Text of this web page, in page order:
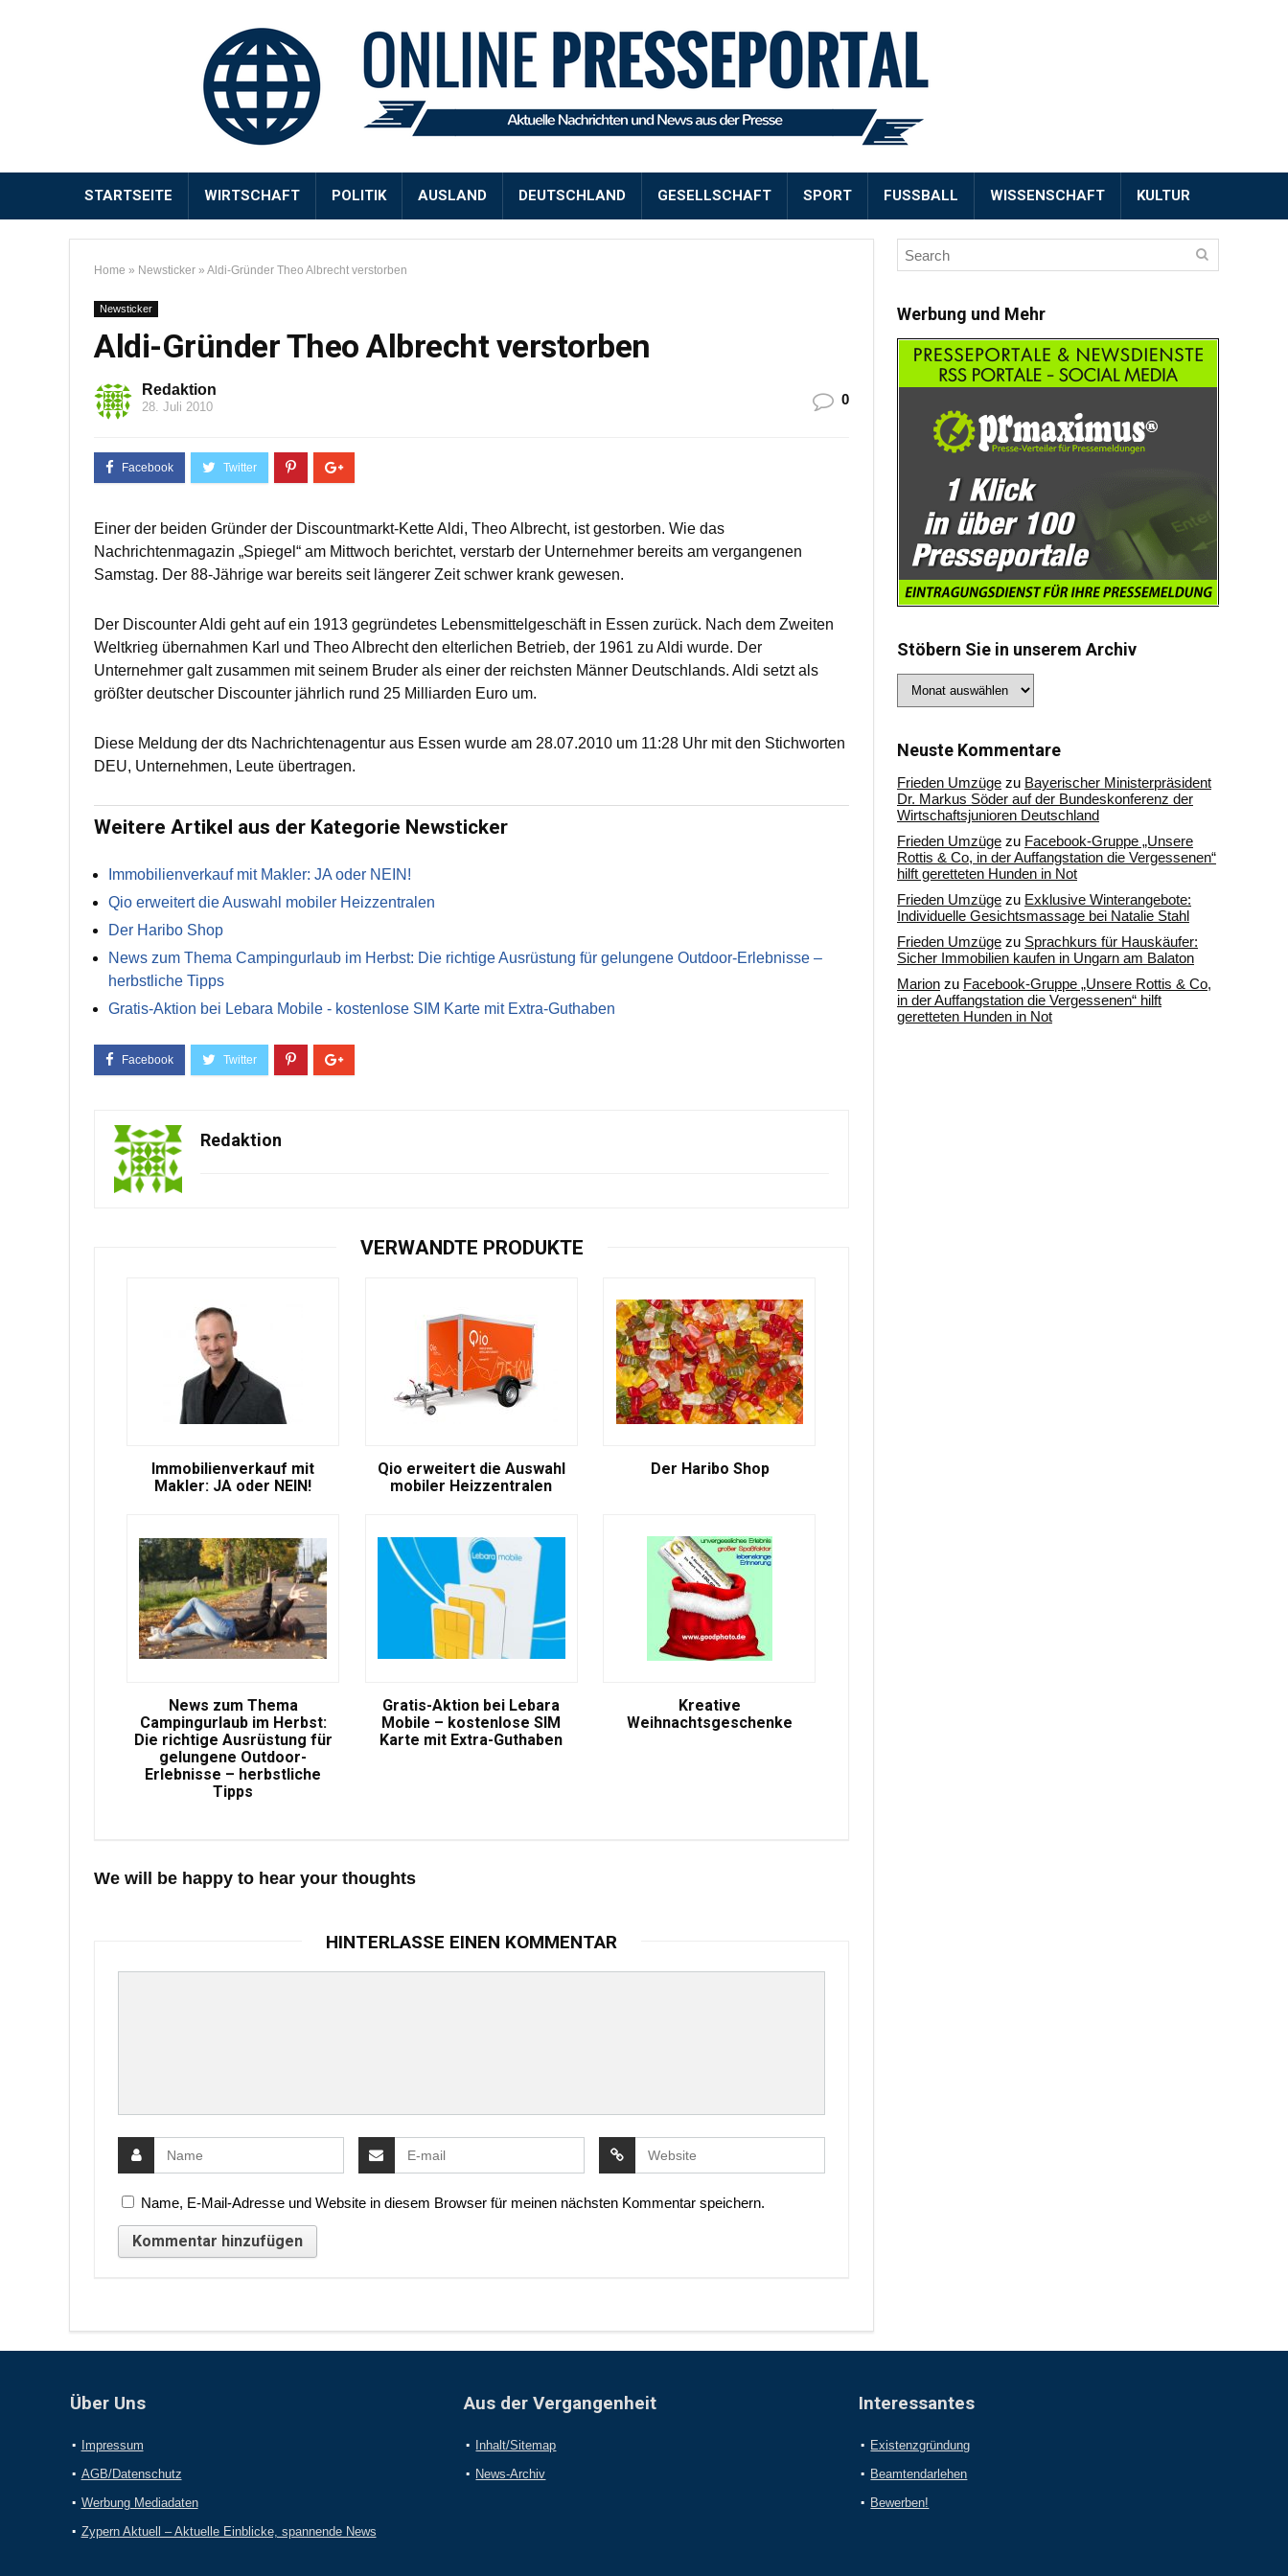
STARTSEITE WIRTSCHAFT POLITIK AUSLAND DEUTSCHLAND GESELLSCHAFT SPORT FUSSBALL WISSENSCHAFT KULTUR
Home » Newsticker » Aldi-Gründer Theo Albrecht verstorben
Newsticker
Aldi-Gründer Theo Albrecht verstorben
Redaktion
28. Juli 2010 0
Einer der beiden Gründer der Discountmarkt-Kette Aldi, Theo Albrecht, ist gestorben. Wie das
Nachrichtenmagazin „Spiegel“ am Mittwoch berichtet, verstarb der Unternehmer bereits am vergangenen
Samstag. Der 88-Jährige war bereits seit längerer Zeit schwer krank gewesen.
Der Discounter Aldi geht auf ein 1913 gegründetes Lebensmittelgeschäft in Essen zurück. Nach dem Zweiten
Weltkrieg übernahmen Karl und Theo Albrecht den elterlichen Betrieb, der 1961 zu Aldi wurde. Der
Unternehmer galt zusammen mit seinem Bruder als einer der reichsten Männer Deutschlands. Aldi setzt als
größter deutscher Discounter jährlich rund 25 Milliarden Euro um.
Diese Meldung der dts Nachrichtenagentur aus Essen wurde am 28.07.2010 um 11:28 Uhr mit den Stichworten
DEU, Unternehmen, Leute übertragen.
Weitere Artikel aus der Kategorie Newsticker
Immobilienverkauf mit Makler: JA oder NEIN!
Qio erweitert die Auswahl mobiler Heizzentralen
Der Haribo Shop
News zum Thema Campingurlaub im Herbst: Die richtige Ausrüstung für gelungene Outdoor-Erlebnisse –
herbstliche Tipps
Gratis-Aktion bei Lebara Mobile - kostenlose SIM Karte mit Extra-Guthaben
Redaktion
VERWANDTE PRODUKTE
Immobilienverkauf mit
Makler: JA oder NEIN!
Qio erweitert die Auswahl
mobiler Heizzentralen
Der Haribo Shop
News zum Thema
Campingurlaub im Herbst:
Die richtige Ausrüstung für
gelungene Outdoor-
Erlebnisse – herbstliche
Tipps
Gratis-Aktion bei Lebara
Mobile – kostenlose SIM
Karte mit Extra-Guthaben
Kreative
Weihnachtsgeschenke
We will be happy to hear your thoughts
HINTERLASSE EINEN KOMMENTAR
Name, E-Mail-Adresse und Website in diesem Browser für meinen nächsten Kommentar speichern.
Werbung und Mehr
Stöbern Sie in unserem Archiv
Sie
Archiv
Neuste Kommentare
Frieden Umzüge zu Bayerischer Ministerpräsident
Dr. Markus Söder auf der Bundeskonferenz der
Wirtschaftsjunioren Deutschland
Frieden Umzüge zu Facebook-Gruppe „Unsere
Rottis & Co, in der Auffangstation die Vergessenen“
hilft geretteten Hunden in Not
Frieden Umzüge zu Exklusive Winterangebote:
Individuelle Gesichtsmassage bei Natalie Stahl
Frieden Umzüge zu Sprachkurs für Hauskäufer:
Sicher Immobilien kaufen in Ungarn am Balaton
Marion zu Facebook-Gruppe „Unsere Rottis & Co,
in der Auffangstation die Vergessenen“ hilft
geretteten Hunden in Not
Über Uns
Impressum
AGB/Datenschutz
Werbung Mediadaten
Zypern Aktuell – Aktuelle Einblicke, spannende News
Aus der Vergangenheit
Inhalt/Sitemap
News-Archiv
Interessantes
Existenzgründung
Beamtendarlehen
Bewerben!